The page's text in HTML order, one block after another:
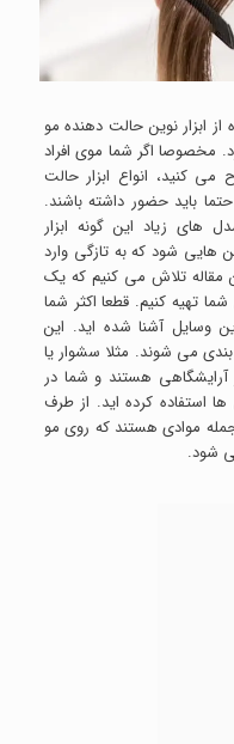
ابزار نوین حالت دهنده مو
مخصوصا اگر شما موی افراد
کنید، انواع ابزار حالت
باید حضور داشته باشند.
های زیاد این گونه ابزار
شود که به تازگی وارد
مقاله تلاش می کنیم که یک
تهیه کنیم. قطعا اکثر شما
وسایل آشنا شده اید. این
می شوند. مثلا سشوار یا
آرایشگاهی هستند و شما در
استفاده کرده اید. از طرف
موادی هستند که روی مو
شود.